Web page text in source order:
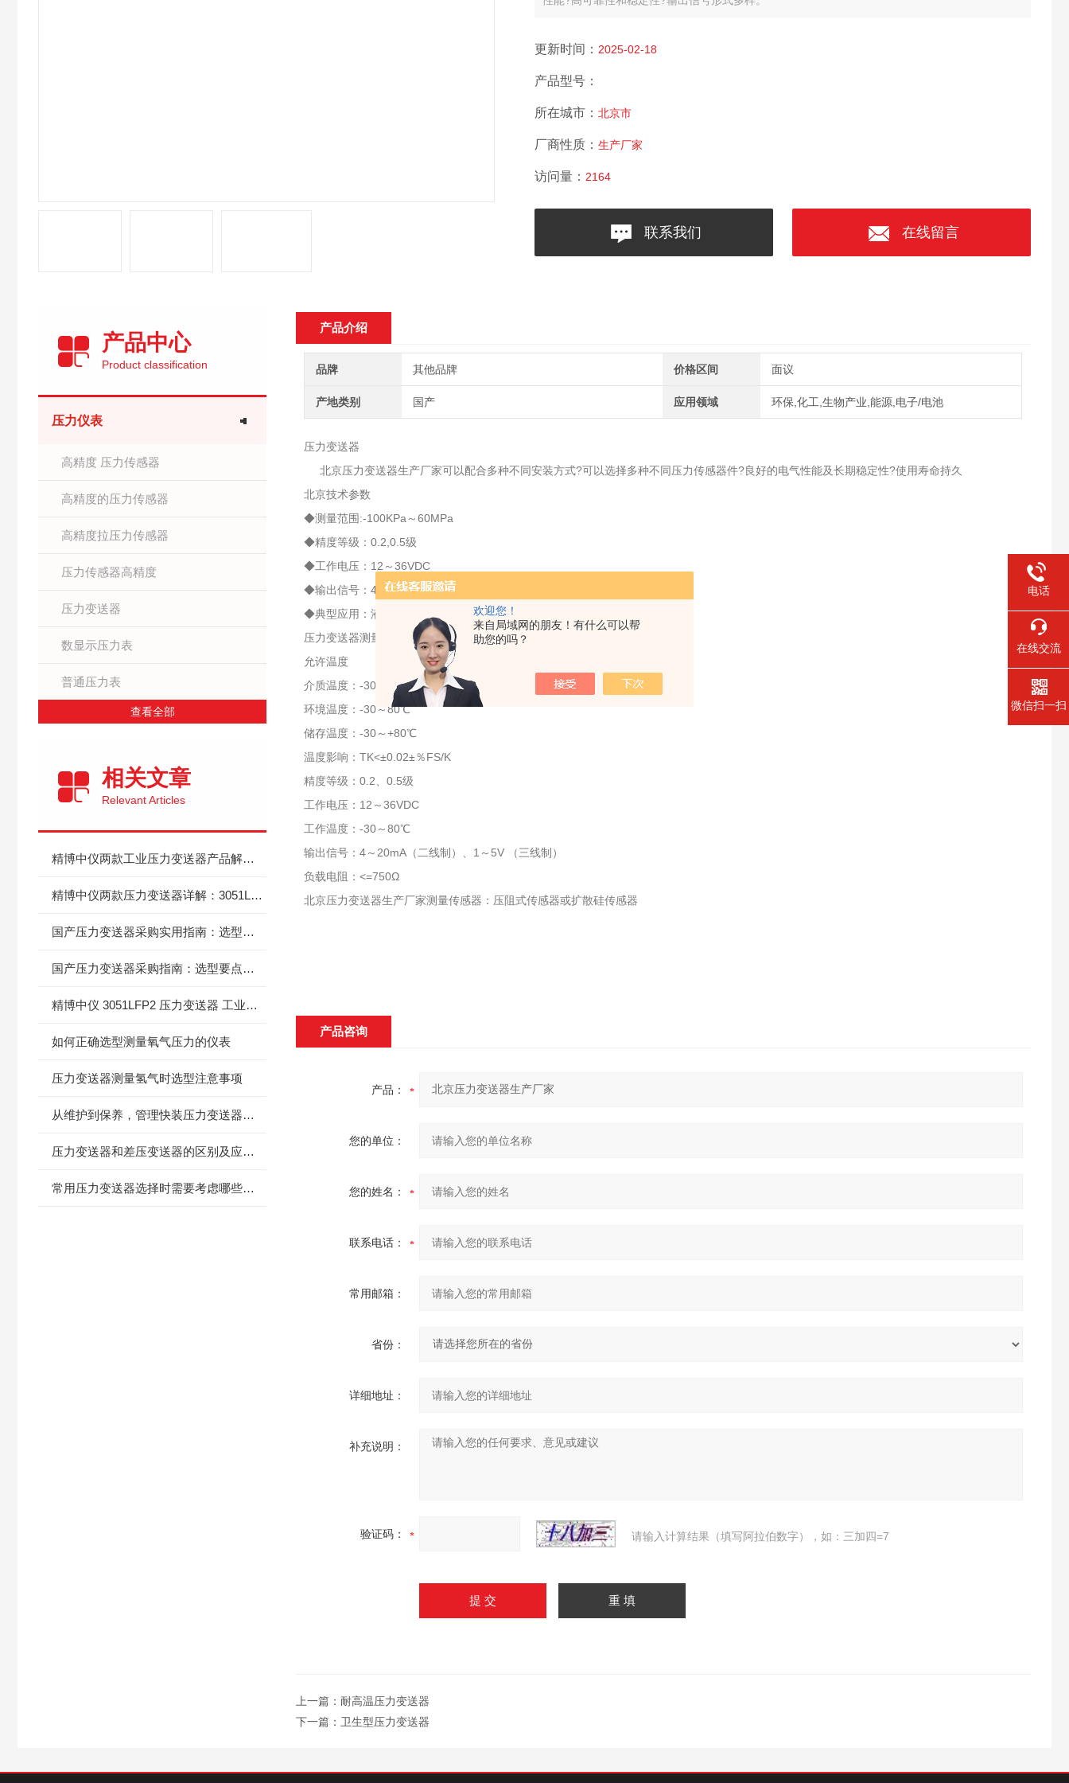
欢迎您！
来自局域网的朋友！有什么可以帮
助您的吗？
更新时间： 2025-02-18
产品型号：
所在城市： 北京市
厂商性质： 生产厂家
访问量： 2164
联系我们 在线留言
产品中心
Product classification
压力仪表
高精度 压力传感器
高精度的压力传感器
高精度拉压力传感器
压力传感器高精度
压力变送器
数显示压力表
普通压力表
查看全部
相关文章
Relevant Articles
精博中仪两款工业压力变送器产品解析|3051LFP2 与 JC-880H 选型指引
精博中仪两款压力变送器详解：3051LFP2、JC-880H 产品剖析与选型指导
国产压力变送器采购实用指南：选型要点、优质厂商与高性价比产品参考
国产压力变送器采购指南：选型要点、优质厂商及高性价比产品推荐
精博中仪 3051LFP2 压力变送器 工业测控的实用之选
如何正确选型测量氧气压力的仪表
压力变送器测量氢气时选型注意事项
从维护到保养，管理快装压力变送器的黄金法则
压力变送器和差压变送器的区别及应用场合
常用压力变送器选择时需要考虑哪些因素
产品介绍
品牌 其他品牌 价格区间 面议
产地类别 国产 应用领域 环保,化工,生物产业,能源,电子/电池
压力变送器
北京压力变送器生产厂家可以配合多种不同安装方式?可以选择多种不同压力传感器件?良好的电气性能及长期稳定性?使用寿命持久
北京技术参数
◆测量范围:-100KPa～60MPa
◆精度等级：0.2,0.5级
◆工作电压：12～36VDC
◆输出信号：4～20mA，1～5V
◆典型应用：液压机、空气压缩机、恒压供水、真空设备
压力变送器测量范围：-100kPa～60MPa
允许温度
介质温度：-30～85℃
环境温度：-30～80℃
储存温度：-30～+80℃
温度影响：TK<±0.02±％FS/K
精度等级：0.2、0.5级
工作电压：12～36VDC
工作温度：-30～80℃
输出信号：4～20mA（二线制）、1～5V （三线制）
负载电阻：<=750Ω
北京压力变送器生产厂家测量传感器：压阻式传感器或扩散硅传感器
产品咨询
产品：
您的单位：
您的姓名：
联系电话：
常用邮箱：
省份：
详细地址：
补充说明：
验证码： 请输入计算结果（填写阿拉伯数字），如：三加四=7
上一篇： 耐高温压力变送器
下一篇： 卫生型压力变送器
电话
在线交流
微信扫一扫